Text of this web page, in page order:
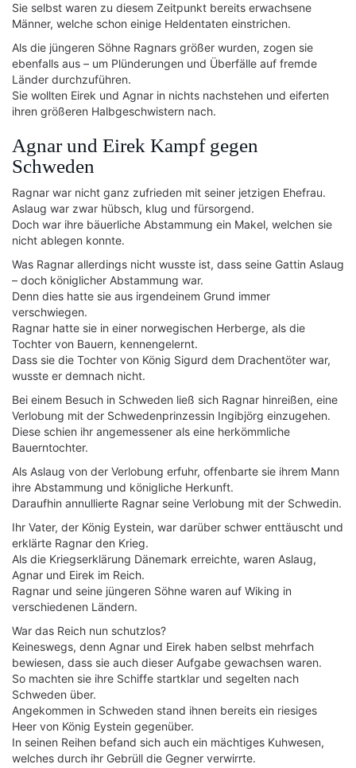
Sie selbst waren zu diesem Zeitpunkt bereits erwachsene
Männer, welche schon einige Heldentaten einstrichen.
Als die jüngeren Söhne Ragnars größer wurden, zogen sie
ebenfalls aus – um Plünderungen und Überfälle auf fremde
Länder durchzuführen.
Sie wollten Eirek und Agnar in nichts nachstehen und eiferten
ihren größeren Halbgeschwistern nach.
Agnar und Eirek Kampf gegen
Schweden
Ragnar war nicht ganz zufrieden mit seiner jetzigen Ehefrau.
Aslaug war zwar hübsch, klug und fürsorgend.
Doch war ihre bäuerliche Abstammung ein Makel, welchen sie
nicht ablegen konnte.
Was Ragnar allerdings nicht wusste ist, dass seine Gattin Aslaug
– doch königlicher Abstammung war.
Denn dies hatte sie aus irgendeinem Grund immer
verschwiegen.
Ragnar hatte sie in einer norwegischen Herberge, als die
Tochter von Bauern, kennengelernt.
Dass sie die Tochter von König Sigurd dem Drachentöter war,
wusste er demnach nicht.
Bei einem Besuch in Schweden ließ sich Ragnar hinreißen, eine
Verlobung mit der Schwedenprinzessin Ingibjörg einzugehen.
Diese schien ihr angemessener als eine herkömmliche
Bauerntochter.
Als Aslaug von der Verlobung erfuhr, offenbarte sie ihrem Mann
ihre Abstammung und königliche Herkunft.
Daraufhin annullierte Ragnar seine Verlobung mit der Schwedin.
Ihr Vater, der König Eystein, war darüber schwer enttäuscht und
erklärte Ragnar den Krieg.
Als die Kriegserklärung Dänemark erreichte, waren Aslaug,
Agnar und Eirek im Reich.
Ragnar und seine jüngeren Söhne waren auf Wiking in
verschiedenen Ländern.
War das Reich nun schutzlos?
Keineswegs, denn Agnar und Eirek haben selbst mehrfach
bewiesen, dass sie auch dieser Aufgabe gewachsen waren.
So machten sie ihre Schiffe startklar und segelten nach
Schweden über.
Angekommen in Schweden stand ihnen bereits ein riesiges
Heer von König Eystein gegenüber.
In seinen Reihen befand sich auch ein mächtiges Kuhwesen,
welches durch ihr Gebrüll die Gegner verwirrte.